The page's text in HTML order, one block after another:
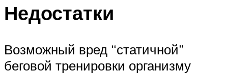
Недостатки
Возможный вред “статичной”
беговой тренировки организму